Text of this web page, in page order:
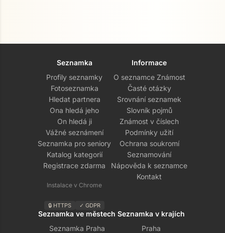
Seznamka
Profily seznamky
Fotoseznamka
Hledat partnera
Ona hledá jeho
On hledá ji
Vážné seznámení
Seznamka pro seniory
Katalog kategorií
Registrace zdarma
Instalace v Chrome
🔒 HTTPS ✓ GDPR
Informace
O seznamce Známost
Časté otázky
Srovnání seznamek
Slovník pojmů
Známost v číslech
Podmínky užití
Ochrana soukromí
Seznamování
Nápověda k seznamce
Kontakt
Seznamka ve městech
Seznamka Praha
Seznamka v krajích
Praha